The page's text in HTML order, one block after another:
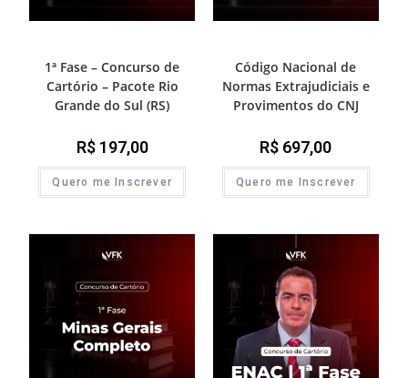
1ª Fase – Concurso de
Cartório – Pacote Rio
Grande do Sul (RS)
R$197,00
Quero me Inscrever
Código Nacional de
Normas Extrajudiciais e
Provimentos do CNJ
R$ 697,00
Quero me Inscrever